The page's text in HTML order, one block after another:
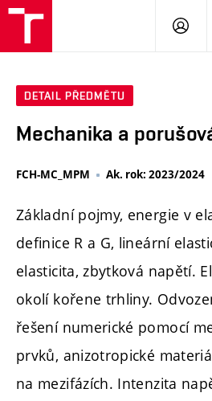
DETAIL PŘEDMĚTU
Mechanika a
FCH-MC_MPM Ak. rok: 2023/2024
Základní pojmy, energie v
definice R a G, lineární
elasticita, zbytková napětí.
okolí kořene trhliny.
řešení numerické pomocí
prvků, anizotropické
na mezifázích. Intenzita